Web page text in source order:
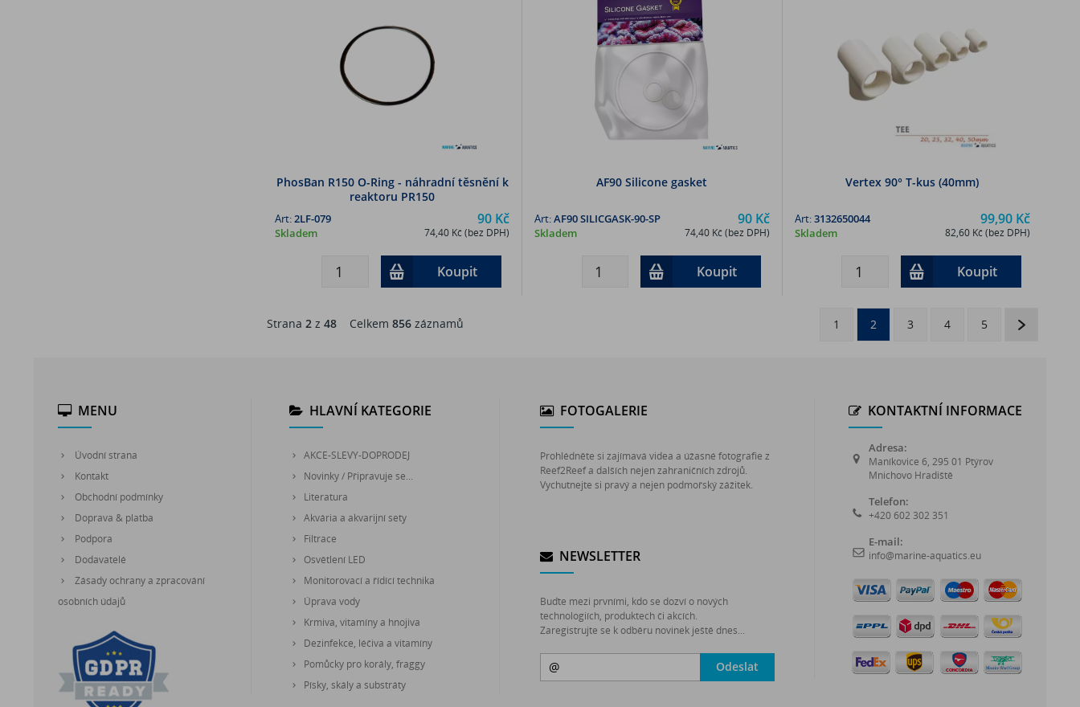
PhosBan R150 O-Ring - náhradní těsnění k
reaktoru PR150
90 Kč
74,40 Kč (bez DPH)
Art:2LF-079
Skladem
Koupit
AF90 Silicone gasket
90 Kč
74,40 Kč (bez DPH)
Art:AF90 SILICGASK-90-SP
Skladem
Koupit
Vertex 90° T-kus (40mm)
99,90 Kč
82,60 Kč (bez DPH)
Art:3132650044
Skladem
Koupit
Strana 2z 48Celkem 856záznamů 1 2 3 4 5
MENU
Úvodní strana
Kontakt
Obchodní podmínky
Doprava & platba
Podpora
Dodavatelé
Zásady ochrany a zpracování
osobních údajů
HLAVNÍ KATEGORIE
AKCE-SLEVY-DOPRODEJ
Novinky / Připravuje se...
Literatura
Akvária a akvarijní sety
Filtrace
Osvětlení LED
Monitorovací a řídící technika
Úprava vody
Krmiva, vitamíny a hnojiva
Dezinfekce, léčiva a vitamíny
Pomůcky pro korály, fraggy
Písky, skály a substráty
FOTOGALERIE
Prohlédněte si zajímavá videa a úžasné fotografie z
Reef2Reef a dalších nejen zahraničních zdrojů.
Vychutnejte si pravý a nejen podmořský zážitek.
NEWSLETTER
Buďte mezi prvními, kdo se dozví o nových
technologiích, produktech či akcích.
Zaregistrujte se k odběru novinek ještě dnes...
Odeslat
KONTAKTNÍ INFORMACE
Adresa:
Maníkovice 6, 295 01 Ptýrov
Mnichovo Hradiště
Telefon:
+420 602 302 351
E-mail:
info@marine-aquatics.eu